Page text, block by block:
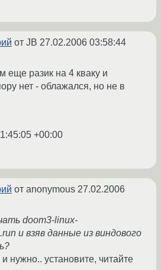
от JB 27.02.2006 03:58:44
еще разик на 4 кваку и
нет - облажался, но не в
+00:00
от anonymous 27.02.2006
doom3-linux-
и взяв данные из виндового
и нужно.. установите, читайте